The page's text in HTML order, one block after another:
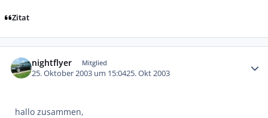
Zitat
nightflyer Mitglied
25. Oktober 2003 um 15:0425. Okt 2003
hallo zusammen,